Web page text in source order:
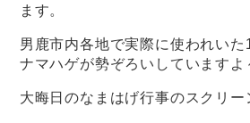
ます。
男鹿市内各地で実際に使われい
ナマハゲが勢ぞろいしていますよ
大晦日のなまはげ行事のスクリー